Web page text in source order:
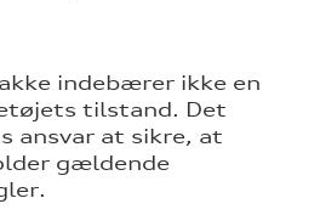
indebærer ikke en
tilstand. Det
ansvar at sikre, at
gældende